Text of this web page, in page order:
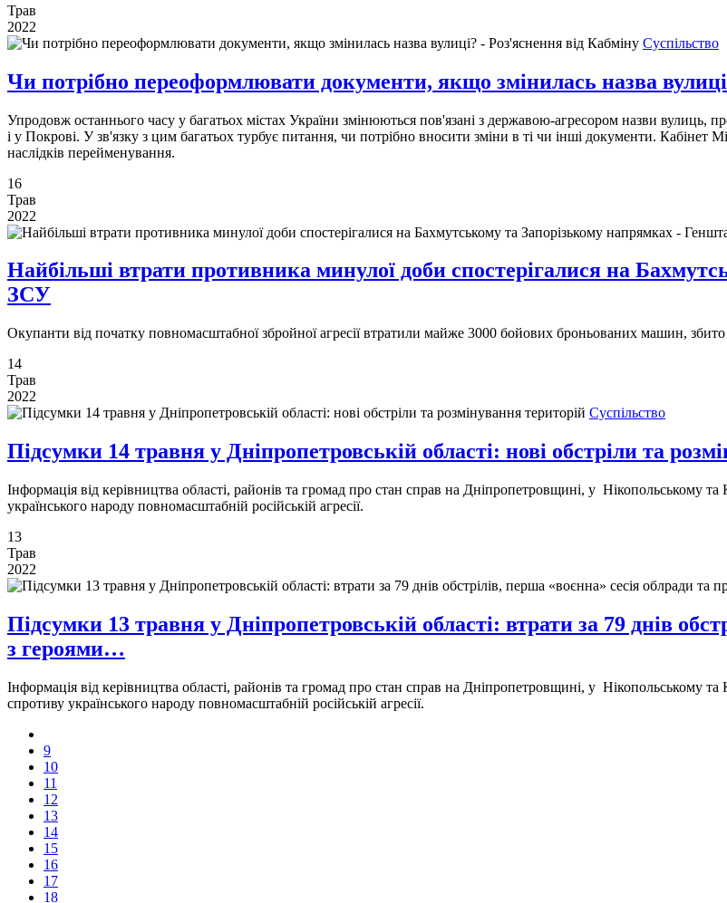
Трав
2022
Суспільство
Чи потрібно переоформлювати документи, якщо змінилась назва
Упродовж останнього часу у багатьох містах України змінюються пов'язані з державою-агресором назви вулиць,
і у Покрові. У зв'язку з цим багатьох турбує питання, чи потрібно вносити зміни в ті чи інші документи. Кабінет
наслідків перейменування.
16
Трав
2022
Найбільші втрати противника минулої доби спостерігалися на
ЗСУ
Окупанти від початку повномасштабної збройної агресії втратили майже 3000 бойових броньованих машин,
14
Трав
2022
Суспільство
Підсумки 14 травня у Дніпропетровській області: нові обстріли та
Інформація від керівництва області, районів та громад про стан справ на Дніпропетровщині, у Нікопольському та
українського народу повномасштабній російській агресії.
13
Трав
2022
Підсумки 13 травня у Дніпропетровській області: втрати за 79 днів
з героями…
Інформація від керівництва області, районів та громад про стан справ на Дніпропетровщині, у Нікопольському та
спротиву українського народу повномасштабній російській агресії.
9
10
11
12
13
14
15
16
17
18